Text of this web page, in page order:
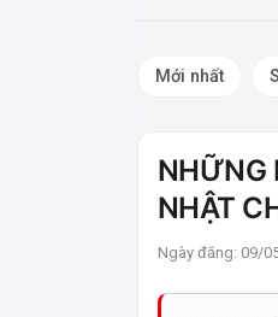
Mới nhất
NHỮNG
NHẬT
Ngày đăng: 09/